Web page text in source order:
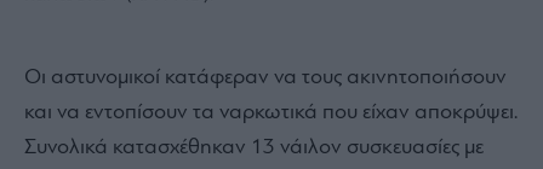
Οι αστυνομικοί κατάφεραν να τους ακινητοποιήσουν
και να εντοπίσουν τα ναρκωτικά που είχαν αποκρύψει.
Συνολικά κατασχέθηκαν 13 νάιλον συσκευασίες με